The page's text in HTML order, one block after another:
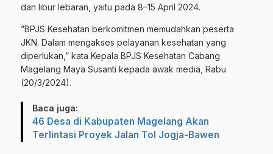
dan libur lebaran, yaitu pada 8–15 April 2024.
”BPJS Kesehatan berkomitmen memudahkan peserta
JKN. Dalam mengakses pelayanan kesehatan yang
diperlukan,” kata Kepala BPJS Kesehatan Cabang
Magelang Maya Susanti kepada awak media, Rabu
(20/3/2024).
Baca juga:
46 Desa di Kabupaten Magelang Akan
Terlintasi Proyek Jalan Tol Jogja-Bawen